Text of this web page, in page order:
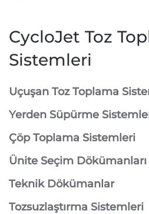
CycloJet Toz
Sistemleri
⁠Uçuşan Toz Toplama
⁠Yerden Süpürme
⁠Çöp Toplama Sistemleri
Ünite Seçim Dökümanları
Teknik Dökümanlar
Tozsuzlaştırma Sistemleri